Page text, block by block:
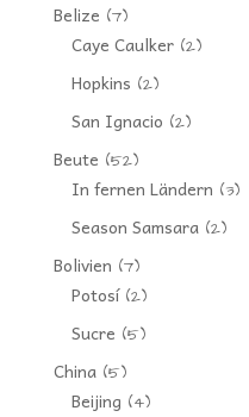
Belize (7)
Caye Caulker(2)
Hopkins (2)
San Ignacio (2)
Beute (52)
In fernen Ländern (3)
Season Samsara(2)
Bolivien (7)
Potosí(2)
Sucre (5)
China(5)
Beijing (4)